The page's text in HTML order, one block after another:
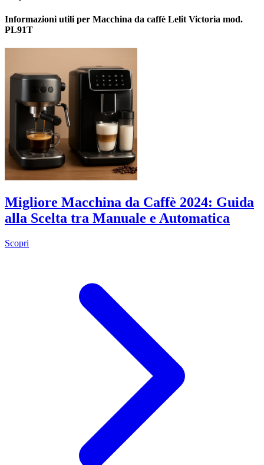
Informazioni utili per Macchina da caffè Lelit Victoria mod.
PL91T
Migliore Macchina da Caffè 2024: Guida
alla Scelta tra Manuale e Automatica
Scopri